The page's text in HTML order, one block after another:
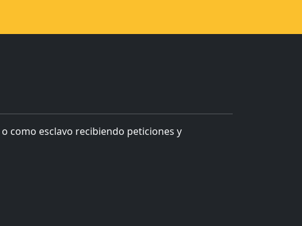
como esclavo recibiendo peticiones y